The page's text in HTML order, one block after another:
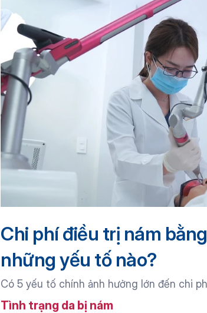
Chi phí điều trị nám
những yếu tố nào?
Có 5 yếu tố chính ảnh hưởng lớn đến chi
Tình trạng da bị nám